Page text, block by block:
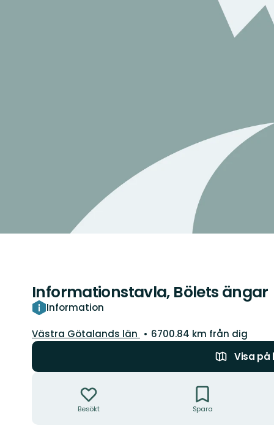
Informationstavla, Bölets ängar
Information
Län:
Västra Götalands län
6700.84 km från dig
Visa på
Besökt Spara